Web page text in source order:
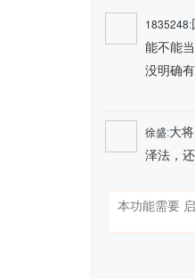
1835248:
能不能
没明确
徐盛:大
泽法，